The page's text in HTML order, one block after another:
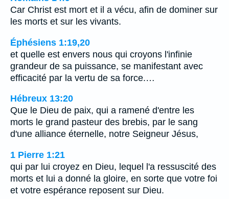
Car Christ est mort et il a vécu, afin de dominer sur
les morts et sur les vivants.
Éphésiens 1:19,20
et quelle est envers nous qui croyons l'infinie
grandeur de sa puissance, se manifestant avec
efficacité par la vertu de sa force.…
Hébreux 13:20
Que le Dieu de paix, qui a ramené d'entre les
morts le grand pasteur des brebis, par le sang
d'une alliance éternelle, notre Seigneur Jésus,
1 Pierre 1:21
qui par lui croyez en Dieu, lequel l'a ressuscité des
morts et lui a donné la gloire, en sorte que votre foi
et votre espérance reposent sur Dieu.